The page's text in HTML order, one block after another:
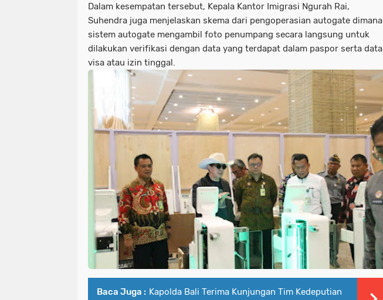
Dalam kesempatan tersebut, Kepala Kantor Imigrasi Ngurah Rai,
Suhendra juga menjelaskan skema dari pengoperasian autogate dimana
sistem autogate mengambil foto penumpang secara langsung untuk
dilakukan verifikasi dengan data yang terdapat dalam paspor serta data
visa atau izin tinggal.
Baca Juga : Kapolda Bali Terima Kunjungan Tim Kedeputian